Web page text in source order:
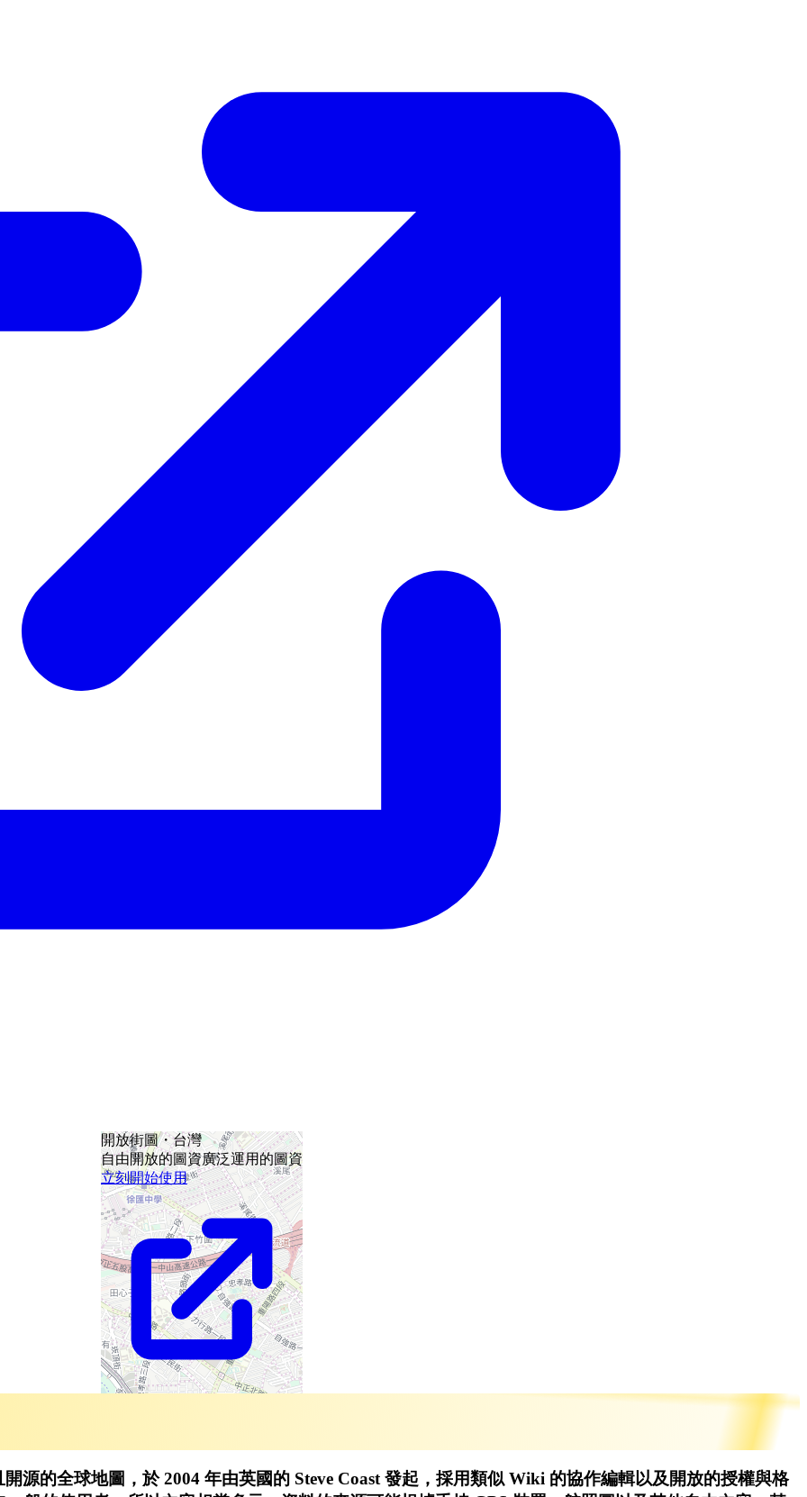
開放街圖・台灣
自由開放的圖資廣泛運用的圖資
立刻開始使用
源的全球地圖，於 2004 年由英國的 Steve Coast 發起，採用類似 Wiki 的協作編輯以及開放的授權與格